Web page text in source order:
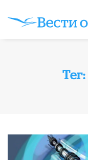
Тег: